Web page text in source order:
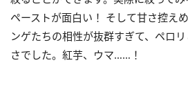
ペーストが面白い！ そして甘さ控え
ンゲたちの相性が抜群すぎて、ペロ
さでした。紅芋、ウマ……！